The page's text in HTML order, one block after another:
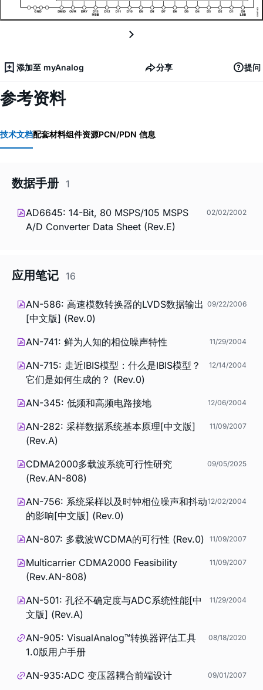
添加至 myAnalog 分享 提问
参考资料
技术文档配套材料组件资源PCN/PDN 信息
数据手册 1
AD6645: 14-Bit, 80 MSPS/105 MSPS
A/D Converter Data Sheet (Rev.E)
02/02/2002
应用笔记 16
AN-586: 高速模数转换器的LVDS数据输出
[中文版] (Rev.0)
09/22/2006
AN-741: 鲜为人知的相位噪声特性 11/29/2004
AN-715: 走近IBIS模型：什么是IBIS模型？
它们是如何生成的？ (Rev.0)
12/14/2004
AN-345: 低频和高频电路接地 12/06/2004
AN-282: 采样数据系统基本原理[中文版]
(Rev.A)
11/09/2007
CDMA2000多载波系统可行性研究
(Rev.AN-808)
09/05/2025
AN-756: 系统采样以及时钟相位噪声和抖动
的影响[中文版] (Rev.0)
12/02/2004
AN-807: 多载波WCDMA的可行性 (Rev.0) 11/09/2007
Multicarrier CDMA2000 Feasibility
(Rev.AN-808)
11/09/2007
AN-501: 孔径不确定度与ADC系统性能[中
文版] (Rev.A)
11/29/2004
AN-905: VisualAnalog™转换器评估工具
1.0版用户手册
08/18/2020
AN-935:ADC 变压器耦合前端设计 09/01/2007